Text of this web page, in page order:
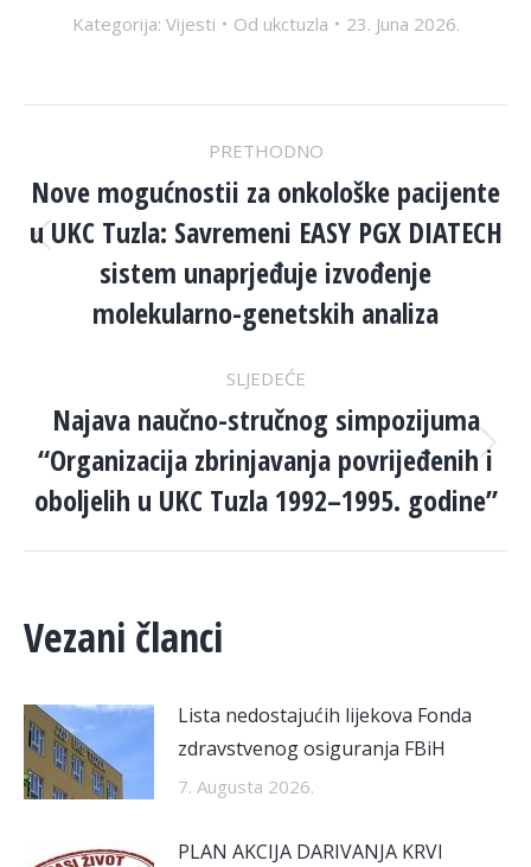
Kategorija: Vijesti Od ukctuzla 23. Juna 2026.
NAVIGATION
PRETHODNO
Previous
post:
Nove mogućnostii za onkološke pacijente
u UKC Tuzla: Savremeni EASY PGX DIATECH
sistem unaprjeđuje izvođenje
molekularno-genetskih analiza
SLJEDEĆE
Next
post:
Najava naučno-stručnog simpozijuma
“Organizacija zbrinjavanja povrijeđenih i
oboljelih u UKC Tuzla 1992–1995. godine”
Vezani članci
Lista nedostajućih lijekova Fonda
zdravstvenog osiguranja FBiH
7. Augusta 2026.
PLAN AKCIJA DARIVANJA KRVI